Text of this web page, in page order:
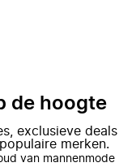
de hoogte
exclusieve deals
merken.
van mannenmode